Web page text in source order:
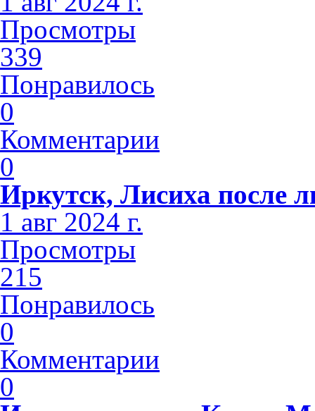
Просмотры
339
Понравилось
0
Комментарии
0
Иркутск, Лисиха после
1 авг 2024 г.
Просмотры
215
Понравилось
0
Комментарии
0